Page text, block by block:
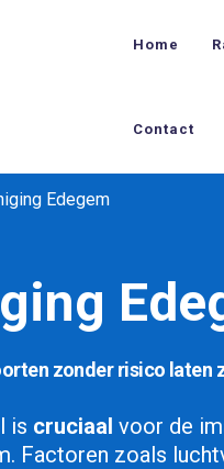
Home
Contact
Edegem
zonder risico laten
is cruciaal voor de
Factoren zoals